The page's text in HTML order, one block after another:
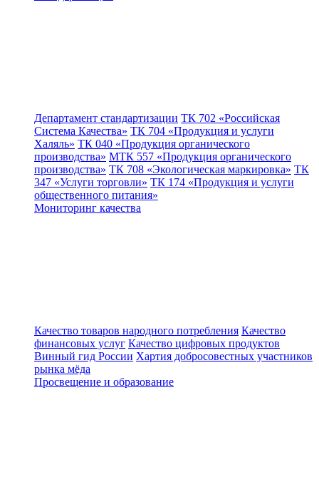
Департамент стандартизации ТК 702 «Российская
Система Качества» ТК 704 «Продукция и услуги
Халяль» ТК 040 «Продукция органического
производства» МТК 557 «Продукция органического
производства» ТК 708 «Экологическая маркировка» ТК
347 «Услуги торговли» ТК 174 «Продукция и услуги
общественного питания»
Мониторинг качества
Качество товаров народного потребления Качество
финансовых услуг Качество цифровых продуктов
Винный гид России Хартия добросовестных участников
рынка мёда
Просвещение и образование